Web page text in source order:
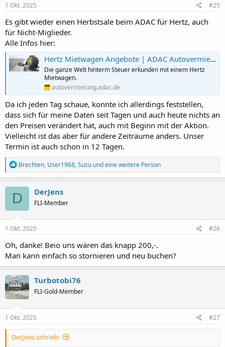
1 Okt. 2025 #25
Es gibt wieder einen Herbstsale beim ADAC für Hertz, auch
für Nicht-Miglieder.
Alle Infos hier:
Hertz Mietwagen Angebote | ADAC Autovermietung
Die ganze Welt hinterm Steuer erkunden mit einem Hertz
Mietwagen.
autovermietung.adac.de
Da ich jeden Tag schaue, konnte ich allerdings feststellen,
dass sich für meine Daten seit Tagen und auch heute nichts an
den Preisen verändert hat, auch mit Beginn mit der Aktion.
Vielleicht ist das aber für andere Zeiträume anders. Unser
Termin ist auch schon in 12 Tagen.
R
e
a
k
t
i
o
n
e
Brechten, User1968,Susu und eine weitere Person
D DerJens
FLI-Member
1 Okt. 2025 #26
Oh, danke! Beio uns wären das knapp 200,-.
Man kann einfach so stornieren und neu buchen?
Turbotobi76
FLI-Gold-Member
1 Okt. 2025 #27
DerJens schrieb: